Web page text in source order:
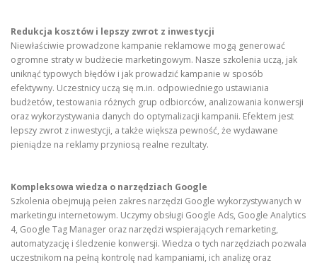
Redukcja kosztów i lepszy zwrot z inwestycji
Niewłaściwie prowadzone kampanie reklamowe mogą generować
ogromne straty w budżecie marketingowym. Nasze szkolenia uczą, jak
uniknąć typowych błędów i jak prowadzić kampanie w sposób
efektywny. Uczestnicy uczą się m.in. odpowiedniego ustawiania
budżetów, testowania różnych grup odbiorców, analizowania konwersji
oraz wykorzystywania danych do optymalizacji kampanii. Efektem jest
lepszy zwrot z inwestycji, a także większa pewność, że wydawane
pieniądze na reklamy przyniosą realne rezultaty.
Kompleksowa wiedza o narzędziach Google
Szkolenia obejmują pełen zakres narzędzi Google wykorzystywanych w
marketingu internetowym. Uczymy obsługi Google Ads, Google Analytics
4, Google Tag Manager oraz narzędzi wspierających remarketing,
automatyzację i śledzenie konwersji. Wiedza o tych narzędziach pozwala
uczestnikom na pełną kontrolę nad kampaniami, ich analizę oraz